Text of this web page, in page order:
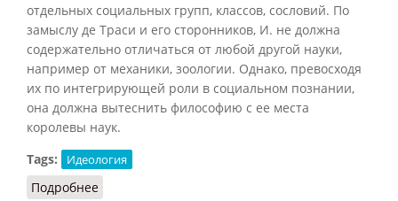
отдельных социальных групп, классов, сословий. По
замыслу де Траси и его сторонников, И. не должна
содержательно отличаться от любой другой науки,
например от механики, зоологии. Однако, превосходя
их по интегрирующей роли в социальном познании,
она должна вытеснить философию с ее места
королевы наук.
Tags:
Идеология
Подробнее